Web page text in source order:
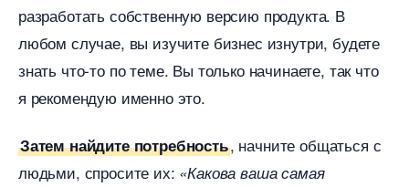
разработать собственную версию продукта.
любом случае, вы изучите бизнес изнутри, будете
знать что-то по теме. Вы только начинаете, так что
я рекомендую именно это.
Затем найдите потребность, начните общаться с
людьми, спросите их: «Какова ваша самая